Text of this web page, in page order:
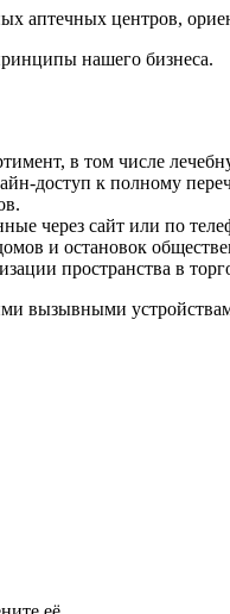
аптечных центров,
нашего бизнеса.
в том числе
доступ к полному
через сайт или по
и остановок
пространства в
вызывными